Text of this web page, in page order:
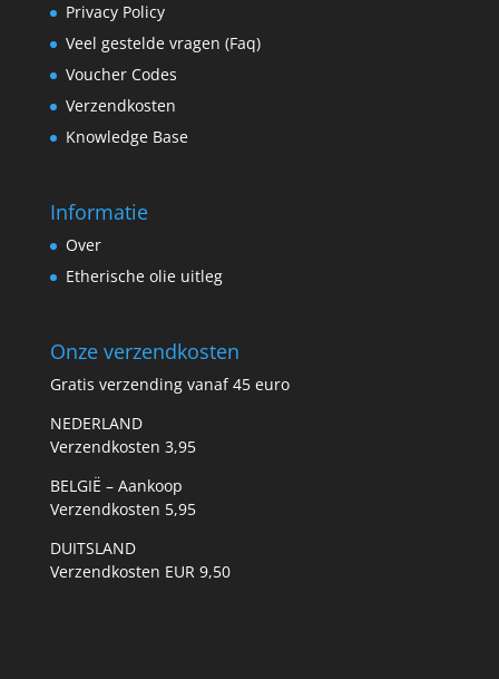
Privacy Policy
Veel gestelde vragen (Faq)
Voucher Codes
Verzendkosten
Knowledge Base
Informatie
Over
Etherische olie uitleg
Onze verzendkosten
Gratis verzending vanaf 45 euro
NEDERLAND
Verzendkosten 3,95
BELGIË – Aankoop
Verzendkosten 5,95
DUITSLAND
Verzendkosten EUR 9,50